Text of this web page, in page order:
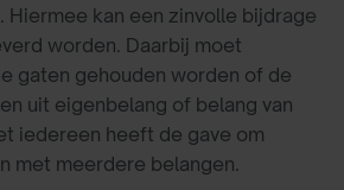
Hiermee kan een zinvolle bijdrage
worden. Daarbij moet
gaten gehouden worden of de
uit eigenbelang of belang van
iedereen heeft de gave om
met meerdere belangen.